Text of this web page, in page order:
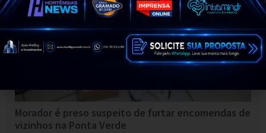
Morador é preso suspeito de furtar encomendas de
vizinhos na Ponta Verde